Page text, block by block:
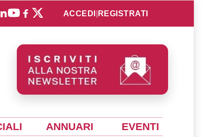
ACCEDI REGISTRATI
ANNUARI EVENTI